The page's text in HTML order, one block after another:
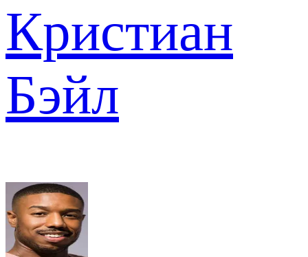
Кристиан
Бэйл